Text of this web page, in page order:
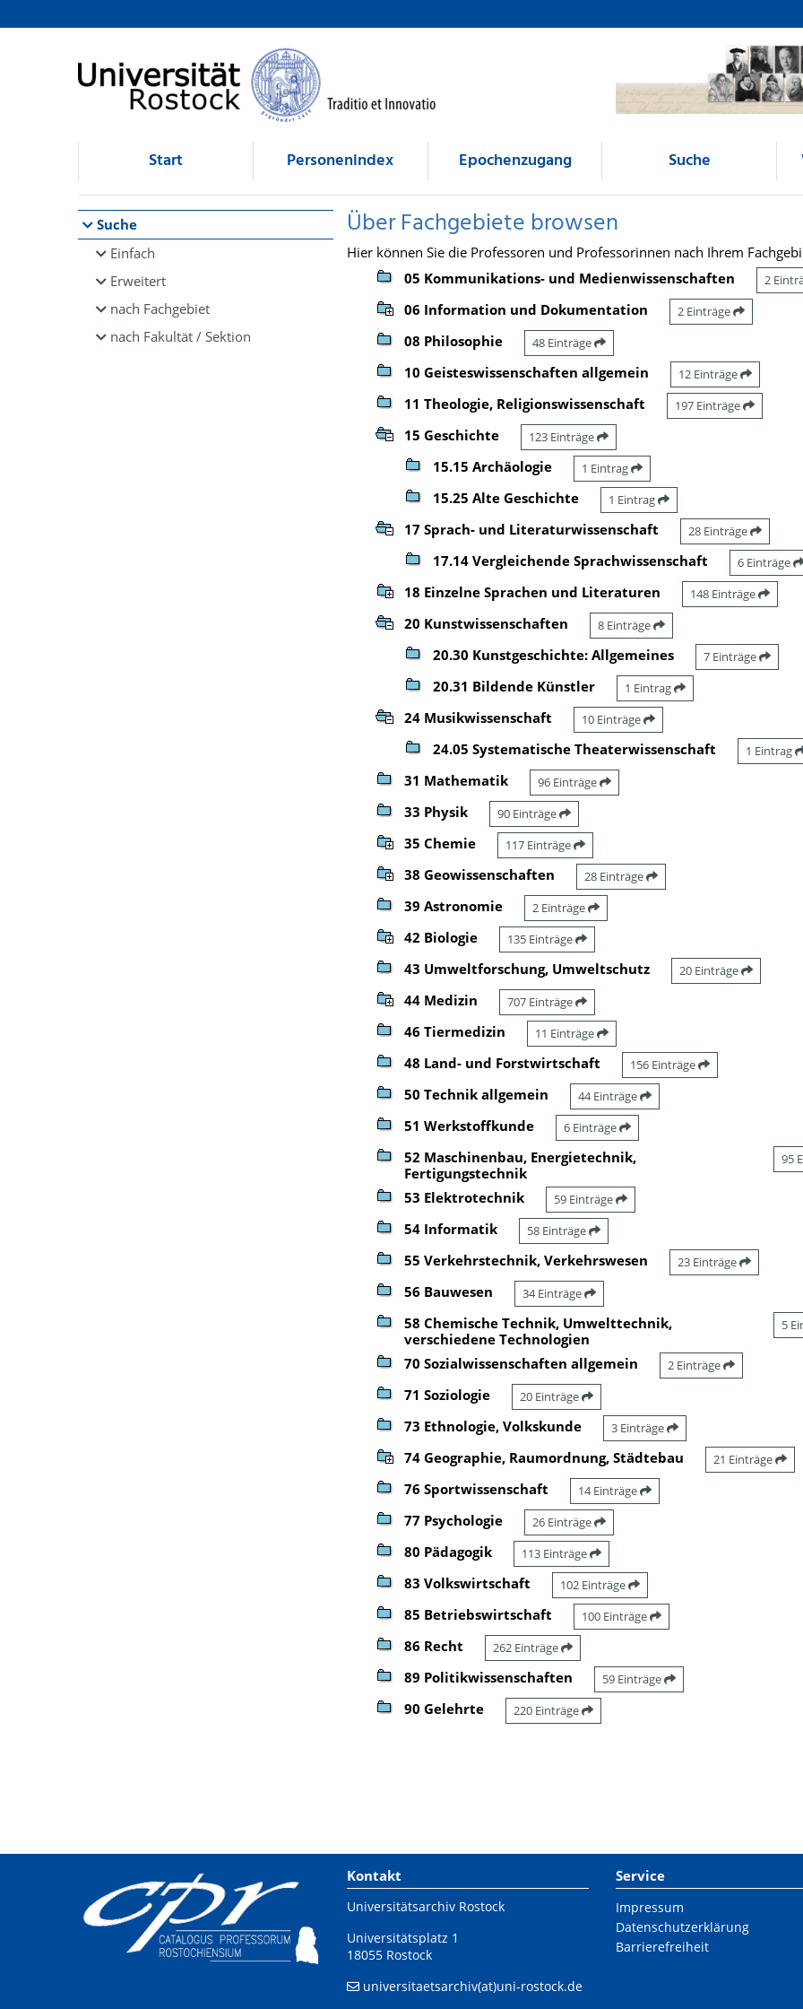
Browsen
direkt zum Inhalt
Start Personenindex Epochenzugang Suche
Suche
Einfach
Erweitert
nach Fachgebiet
nach Fakultät / Sektion
Über Fachgebiete browsen
Hier können Sie die Professoren und Professorinnen nach Ihrem
05 Kommunikations- und Medienwissenschaften
2
06 Information und Dokumentation 2 Einträge
08 Philosophie 48 Einträge
10 Geisteswissenschaften allgemein 12 Einträge
11 Theologie, Religionswissenschaft 197 Einträge
15 Geschichte 123 Einträge
15.15 Archäologie 1 Eintrag
15.25 Alte Geschichte 1 Eintrag
17 Sprach- und Literaturwissenschaft 28 Einträge
17.14 Vergleichende Sprachwissenschaft 6 Einträge
18 Einzelne Sprachen und Literaturen 148 Einträge
20 Kunstwissenschaften 8 Einträge
20.30 Kunstgeschichte: Allgemeines 7 Einträge
20.31 Bildende Künstler 1 Eintrag
24 Musikwissenschaft 10 Einträge
24.05 Systematische Theaterwissenschaft 1 Eintrag
31 Mathematik 96 Einträge
33 Physik 90 Einträge
35 Chemie 117 Einträge
38 Geowissenschaften 28 Einträge
39 Astronomie 2 Einträge
42 Biologie 135 Einträge
43 Umweltforschung, Umweltschutz 20 Einträge
44 Medizin 707 Einträge
46 Tiermedizin 11 Einträge
48 Land- und Forstwirtschaft 156 Einträge
50 Technik allgemein 44 Einträge
51 Werkstoffkunde 6 Einträge
52 Maschinenbau, Energietechnik,
Fertigungstechnik
95
53 Elektrotechnik 59 Einträge
54 Informatik 58 Einträge
55 Verkehrstechnik, Verkehrswesen 23 Einträge
56 Bauwesen 34 Einträge
58 Chemische Technik, Umwelttechnik,
verschiedene Technologien
5
70 Sozialwissenschaften allgemein 2 Einträge
71 Soziologie 20 Einträge
73 Ethnologie, Volkskunde 3 Einträge
74 Geographie, Raumordnung, Städtebau 21 Einträge
76 Sportwissenschaft 14 Einträge
77 Psychologie 26 Einträge
80 Pädagogik 113 Einträge
83 Volkswirtschaft 102 Einträge
85 Betriebswirtschaft 100 Einträge
86 Recht 262 Einträge
89 Politikwissenschaften 59 Einträge
90 Gelehrte 220 Einträge
Kontakt
Universitätsarchiv Rostock
Universitätsplatz 1
18055 Rostock
universitaetsarchiv(at)uni-rostock.de
Service
Impressum
Datenschutzerklärung
Barrierefreiheit